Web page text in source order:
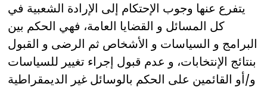
يتفرع عنها وجوب الإحتكام إلى الإرادة الشعبية في
كل المسائل و القضايا العامة، فهي الحكم بين
البرامج و السياسات و الأشخاص ثم الرضى و القبول
بنتائج الإنتخابات، و عدم قبول إجراء تغيير للسياسات
و/أو القائمين على الحكم بالوسائل غير الديمقراطية